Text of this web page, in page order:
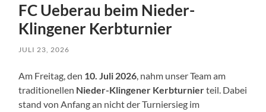
FC Ueberau beim Nieder-
Klingener Kerbturnier
JULI 23, 2026
Am Freitag, den 10. Juli 2026, nahm unser Team am
traditionellen Nieder-Klingener Kerbturnierteil. Dabei
stand von Anfang an nicht der Turniersieg im